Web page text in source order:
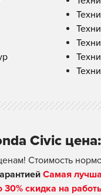
Civic цена:
Стоимость
Самая
30% скидка на